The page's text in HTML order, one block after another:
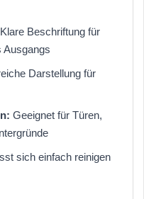
Klare Beschriftung für
Ausgangs
Darstellung für
Geeignet für Türen,
sich einfach reinigen